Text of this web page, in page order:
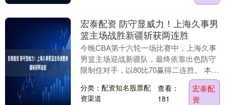
宏泰配资 防守显威力！上海久事男
篮主场战胜新疆斩获两连胜
今晚CBA第十六轮一场比赛中，上海久事
男篮主场迎战新疆队，最终依靠出色防守
限制住对手，以80比70赢得二连胜。 本场
比赛，大鲨鱼延续上一场客场大胜广东队
的先发阵....
分类：配资知名股票配
资渠道
查看：
181
宏泰配
资